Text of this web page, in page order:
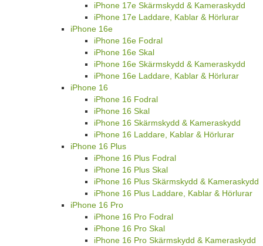
iPhone 17e Skärmskydd & Kameraskydd
iPhone 17e Laddare, Kablar & Hörlurar
iPhone 16e
iPhone 16e Fodral
iPhone 16e Skal
iPhone 16e Skärmskydd & Kameraskydd
iPhone 16e Laddare, Kablar & Hörlurar
iPhone 16
iPhone 16 Fodral
iPhone 16 Skal
iPhone 16 Skärmskydd & Kameraskydd
iPhone 16 Laddare, Kablar & Hörlurar
iPhone 16 Plus
iPhone 16 Plus Fodral
iPhone 16 Plus Skal
iPhone 16 Plus Skärmskydd & Kameraskydd
iPhone 16 Plus Laddare, Kablar & Hörlurar
iPhone 16 Pro
iPhone 16 Pro Fodral
iPhone 16 Pro Skal
iPhone 16 Pro Skärmskydd & Kameraskydd